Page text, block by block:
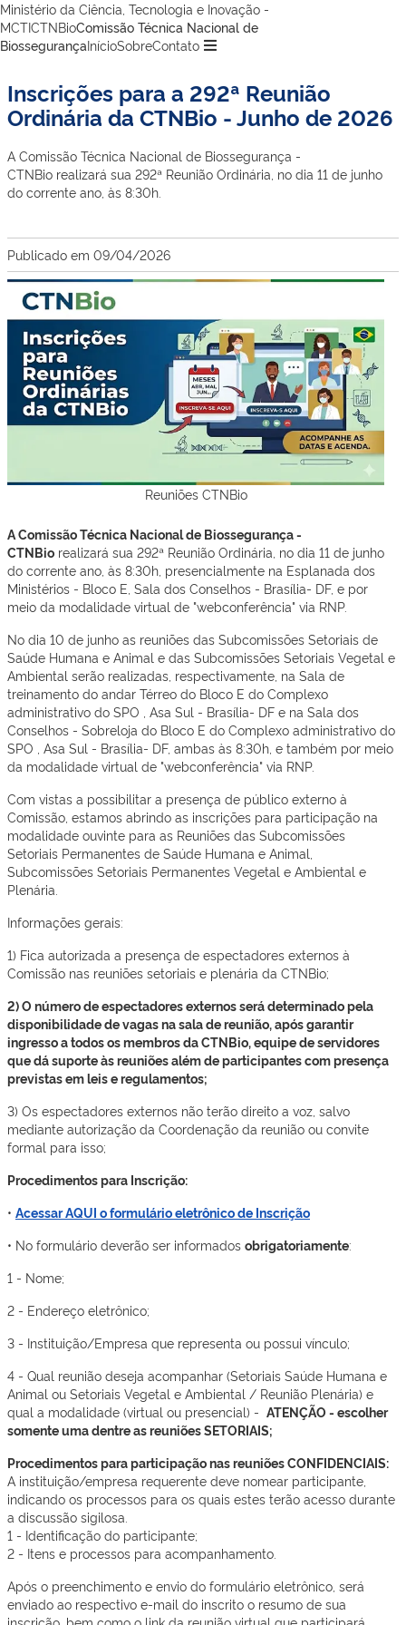
Ministério da Ciência, Tecnologia e Inovação -
MCTICTNBioComissão Técnica Nacional de
BiossegurançaInícioSobreContato
Inscrições para a 292ª Reunião
Ordinária da CTNBio - Junho de 2026
A Comissão Técnica Nacional de Biossegurança -
CTNBio realizará sua 292ª Reunião Ordinária, no dia 11 de junho
do corrente ano, às 8:30h.
Publicado em 09/04/2026
Reuniões CTNBio
A Comissão Técnica Nacional de Biossegurança -
CTNBio realizará sua 292ª Reunião Ordinária, no dia 11 de junho
do corrente ano, às 8:30h, presencialmente na Esplanada dos
Ministérios - Bloco E, Sala dos Conselhos - Brasília- DF, e por
meio da modalidade virtual de "webconferência" via RNP.
No dia 10 de junho as reuniões das Subcomissões Setoriais de
Saúde Humana e Animal e das Subcomissões Setoriais Vegetal e
Ambiental serão realizadas, respectivamente, na Sala de
treinamento do andar Térreo do Bloco E do Complexo
administrativo do SPO , Asa Sul - Brasília- DF e na Sala dos
Conselhos - Sobreloja do Bloco E do Complexo administrativo do
SPO , Asa Sul - Brasília- DF, ambas às 8:30h, e também por meio
da modalidade virtual de "webconferência" via RNP.
Com vistas a possibilitar a presença de público externo à
Comissão, estamos abrindo as inscrições para participação na
modalidade ouvinte para as Reuniões das Subcomissões
Setoriais Permanentes de Saúde Humana e Animal,
Subcomissões Setoriais Permanentes Vegetal e Ambiental e
Plenária.
Informações gerais:
1) Fica autorizada a presença de espectadores externos à
Comissão nas reuniões setoriais e plenária da CTNBio;
2) O número de espectadores externos será determinado pela
disponibilidade de vagas na sala de reunião, após garantir
ingresso a todos os membros da CTNBio, equipe de servidores
que dá suporte às reuniões além de participantes com presença
previstas em leis e regulamentos;
3) Os espectadores externos não terão direito a voz, salvo
mediante autorização da Coordenação da reunião ou convite
formal para isso;
Procedimentos para Inscrição:
• Acessar AQUI o formulário eletrônico de Inscrição
• No formulário deverão ser informados obrigatoriamente:
1 - Nome;
2 - Endereço eletrônico;
3 - Instituição/Empresa que representa ou possui vínculo;
4 - Qual reunião deseja acompanhar (Setoriais Saúde Humana e
Animal ou Setoriais Vegetal e Ambiental / Reunião Plenária) e
qual a modalidade (virtual ou presencial) - ATENÇÃO - escolher
somente uma dentre as reuniões SETORIAIS;
Procedimentos para participação nas reuniões CONFIDENCIAIS:
A instituição/empresa requerente deve nomear participante,
indicando os processos para os quais estes terão acesso durante
a discussão sigilosa.
1 - Identificação do participante;
2 - Itens e processos para acompanhamento.
Após o preenchimento e envio do formulário eletrônico, será
enviado ao respectivo e-mail do inscrito o resumo de sua